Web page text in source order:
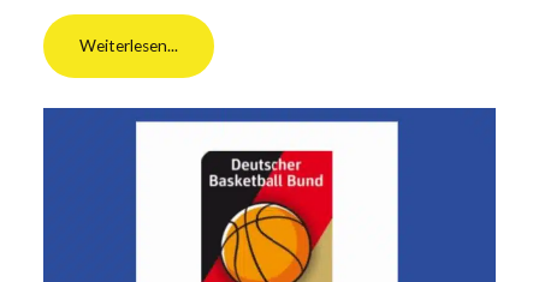
Weiterlesen...